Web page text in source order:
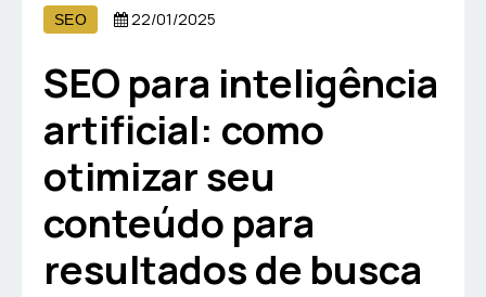
SEO 22/01/2025
SEO para inteligência
artificial: como
otimizar seu
conteúdo para
resultados de busca